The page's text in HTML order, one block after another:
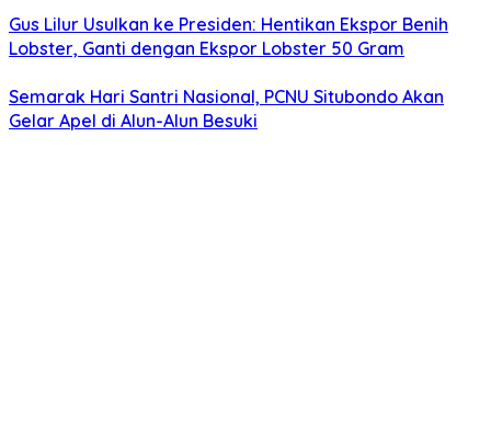
Gus Lilur Usulkan ke Presiden: Hentikan Ekspor Benih
Lobster, Ganti dengan Ekspor Lobster 50 Gram
Semarak Hari Santri Nasional, PCNU Situbondo Akan
Gelar Apel di Alun-Alun Besuki